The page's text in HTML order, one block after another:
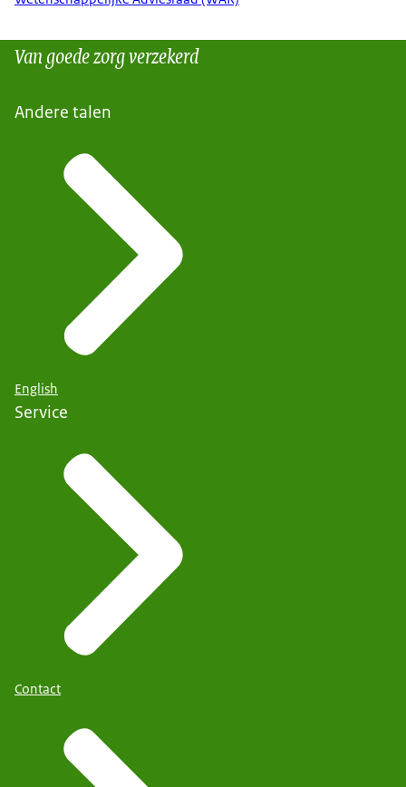
Van goede zorg verzekerd
Andere talen
English
Service
Contact